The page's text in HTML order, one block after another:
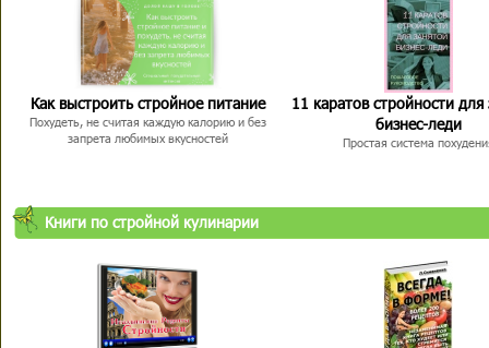
Как выстроить стройное питание
Похудеть, не считая каждую калорию и без
запрета любимых вкусностей
11 каратов стройности для
бизнес-леди
Простая система
Книги по стройной кулинарии